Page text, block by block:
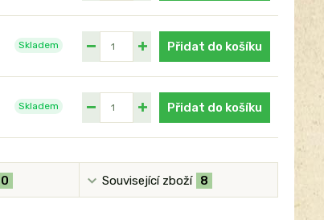
Skladem Přidat do košíku
Skladem Přidat do košíku
0 Související zboží 8